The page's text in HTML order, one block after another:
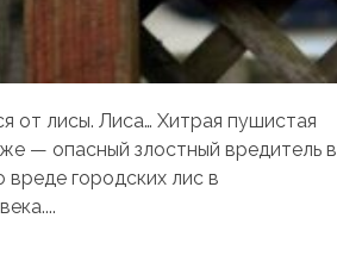
от лисы. Лиса… Хитрая пушистая
— опасный злостный вредитель в
вреде городских лис в